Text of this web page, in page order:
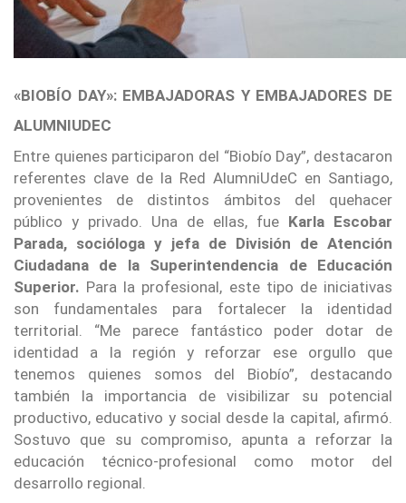
«BIOBÍO DAY»: EMBAJADORAS Y EMBAJADORES DE
ALUMNIUDEC
Entre quienes participaron del “Biobío Day”, destacaron
referentes clave de la Red AlumniUdeC en Santiago,
provenientes de distintos ámbitos del quehacer
público y privado. Una de ellas, fue Karla Escobar
Parada, socióloga y jefa de División de Atención
Ciudadana de la Superintendencia de Educación
Superior. Para la profesional, este tipo de iniciativas
son fundamentales para fortalecer la identidad
territorial. “Me parece fantástico poder dotar de
identidad a la región y reforzar ese orgullo que
tenemos quienes somos del Biobío”, destacando
también la importancia de visibilizar su potencial
productivo, educativo y social desde la capital, afirmó.
Sostuvo que su compromiso, apunta a reforzar la
educación técnico-profesional como motor del
desarrollo regional.